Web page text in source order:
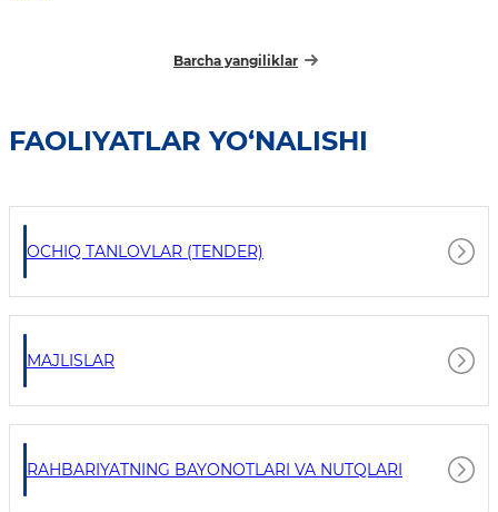
Barcha yangiliklar
FAOLIYATLAR YO‘NALISHI
OCHIQ TANLOVLAR (TENDER)
MAJLISLAR
RAHBARIYATNING BAYONOTLARI VA NUTQLARI